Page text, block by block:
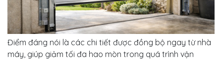
Điểm đáng nói là các chi tiết được đồng bộ ngay từ nhà
máy, giúp giảm tối đa hao mòn trong quá trình vận